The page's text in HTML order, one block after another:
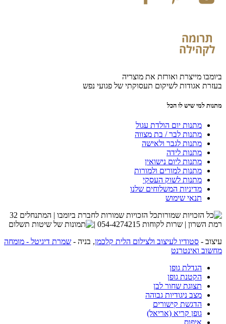
ביומבו מייצרת ואורזת את מוצריה
בעזרת אגודות לשיקום תעסוקתי של פגועי נפש
מתנות למי שיש לו הכל
מתנות יום הולדת עגול
מתנות לבר / בת מצווה
מתנות לגבר ולאישה
מתנות לידה
מתנות ליום נישואין
מתנות למורים ולמורות
מתנות לשוק העסקי
מדיניות המשלוחים שלנו
תנאי שימוש
כל הזכויות שמורות לחברת ביומבו | המתנחלים 32
רמת השרון | שרות לקוחות 054-4274215 |
עיצוב - סטודיו לעיצוב ולצילום הלית קלכמן, בניה - שמרת דיגיטל - מומחה
מחשוב ואינטרנט
הגדלת גופן
הקטנת גופן
תצוגת שחור לבן
מצב ניגודיות גבוהה
הדגשת קישורים
גופן קריא (אריאל)
איפוס